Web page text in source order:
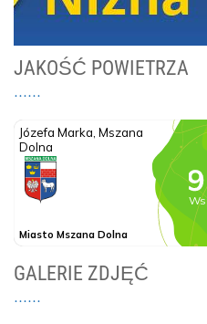
JAKOŚĆ POWIETRZA
GALERIE ZDJĘĆ